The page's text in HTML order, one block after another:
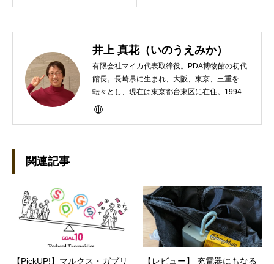
井上 真花（いのうえみか）
有限会社マイカ代表取締役。PDA博物館の初代
館長。長崎県に生まれ、大阪、東京、三重を
転々とし、現在は東京都台東区に在住。1994年
にHP100LXと出会ったのをきかっけに、フリ
制作。プライベートでは、井上円了哲学塾の第
一期修了生として「哲学カフェ＠神保町」の世
話人、2020年以降は「なごテツ」のオンライン
カフェの世話人を務める。趣味は考えること。
関連記事
【PickUP!】マルクス・ガブリ
【レビュー】 充電器にもなる